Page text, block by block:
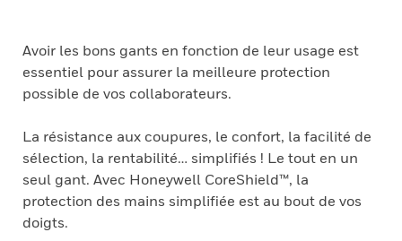
Avoir les bons gants en fonction de leur usage est
essentiel pour assurer la meilleure protection
possible de vos collaborateurs.
La résistance aux coupures, le confort, la facilité de
sélection, la rentabilité… simplifiés ! Le tout en un
seul gant. Avec Honeywell CoreShield™, la
protection des mains simplifiée est au bout de vos
doigts.